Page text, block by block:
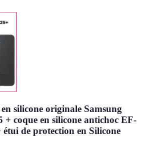
silicone originale Samsung
+ coque en silicone antichoc EF-
de protection en Silicone